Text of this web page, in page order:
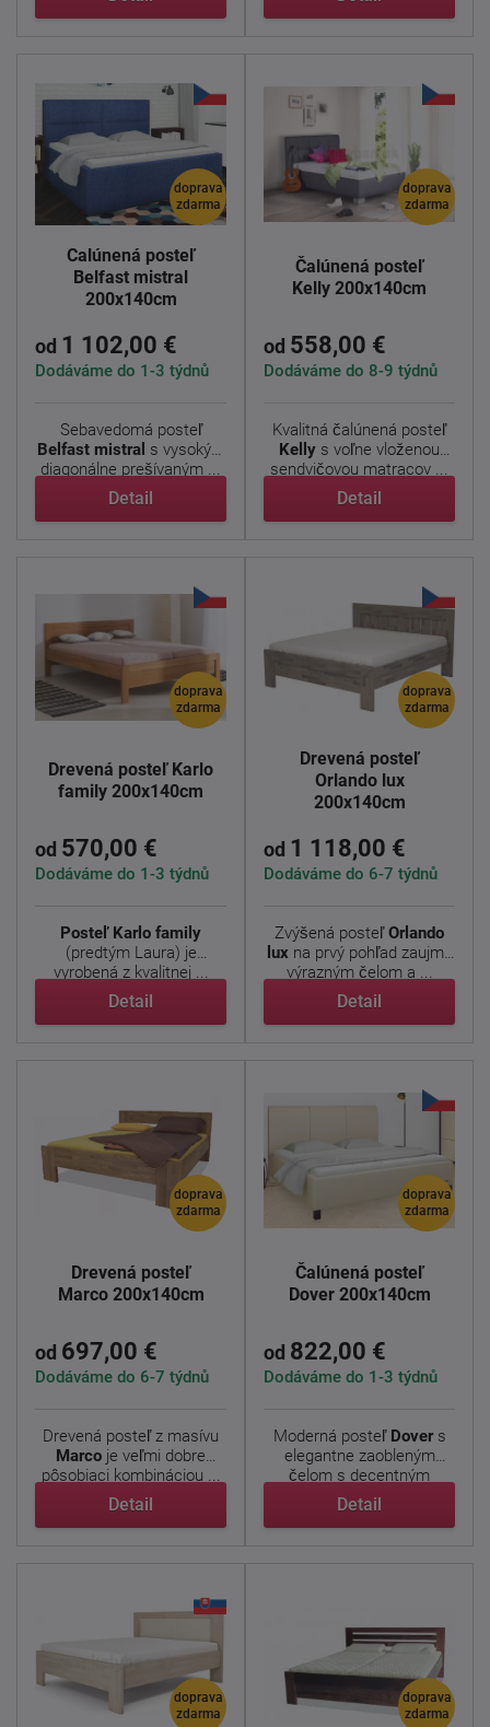
doprava
zdarma
Čalúnená posteľ
Belfast mistral
200x140cm
od 1 102,00 €
Dodáváme do 1-3 týdnů
Sebavedomá posteľ
Belfast mistral s vysokým
diagonálne prešívaným ...
Detail
doprava
zdarma
Čalúnená posteľ
Kelly 200x140cm
od 558,00 €
Dodáváme do 8-9 týdnů
Kvalitná čalúnená posteľ
Kelly s voľne vloženou
sendvičovou matracov ...
Detail
doprava
zdarma
Drevená posteľ Karlo
family 200x140cm
od 570,00 €
Dodáváme do 1-3 týdnů
Posteľ Karlo family
(predtým Laura) je
vyrobená z kvalitnej ...
Detail
doprava
zdarma
Drevená posteľ
Orlando lux
200x140cm
od 1 118,00 €
Dodáváme do 6-7 týdnů
Zvýšená posteľOrlando
luxna prvý pohľad zaujme
výrazným čelom a ...
Detail
doprava
zdarma
Drevená posteľ
Marco 200x140cm
od 697,00 €
Dodáváme do 6-7 týdnů
Drevená posteľ z masívu
Marco je veľmi dobre
pôsobiaci kombináciou ...
Detail
doprava
zdarma
Čalúnená posteľ
Dover 200x140cm
od 822,00 €
Dodáváme do 1-3 týdnů
Moderná posteľ Dovers
elegantne zaobleným
čelom s decentným
prešitím ...
Detail
doprava
zdarma
doprava
zdarma